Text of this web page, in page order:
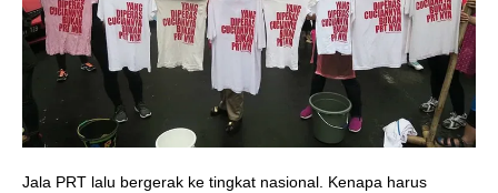
Jala PRT lalu bergerak ke tingkat nasional. Kenapa harus